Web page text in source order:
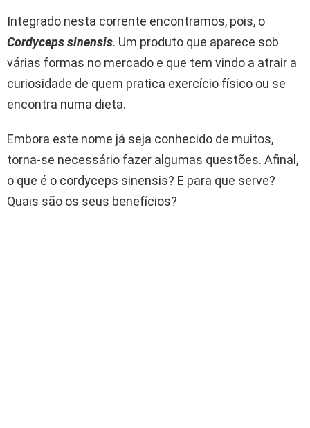
Integrado nesta corrente encontramos, pois, o
Cordyceps sinensis. Um produto que aparece sob
várias formas no mercado e que tem vindo a atrair a
curiosidade de quem pratica exercício físico ou se
encontra numa dieta.
Embora este nome já seja conhecido de muitos,
torna-se necessário fazer algumas questões. Afinal,
o que é o cordyceps sinensis? E para que serve?
Quais são os seus benefícios?